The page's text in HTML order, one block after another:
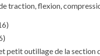
traction, flexion,
petit outillage de la section